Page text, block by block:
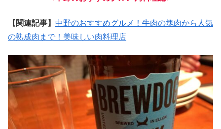
【関連記事】 中野のおすすめグルメ！牛肉の塊肉から人気
の熟成肉まで！美味しい肉料理店